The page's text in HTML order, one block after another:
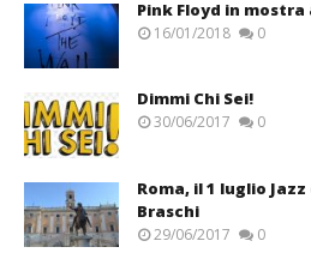
Pink Floyd in mostra
16/01/2018 0
Dimmi Chi Sei!
30/06/2017 0
Roma, il 1 luglio
Braschi
29/06/2017 0